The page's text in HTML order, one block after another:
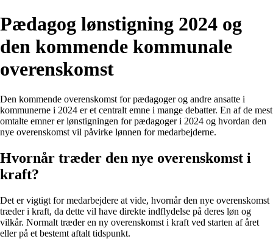
Pædagog lønstigning 2024 og
den kommende kommunale
overenskomst
Den kommende overenskomst for pædagoger og andre ansatte i
kommunerne i 2024 er et centralt emne i mange debatter. En af de mest
omtalte emner er lønstigningen for pædagoger i 2024 og hvordan den
nye overenskomst vil påvirke lønnen for medarbejderne.
Hvornår træder den nye overenskomst i
kraft?
Det er vigtigt for medarbejdere at vide, hvornår den nye overenskomst
træder i kraft, da dette vil have direkte indflydelse på deres løn og
vilkår. Normalt træder en ny overenskomst i kraft ved starten af året
eller på et bestemt aftalt tidspunkt.